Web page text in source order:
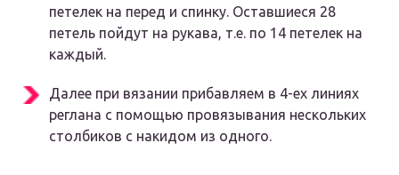
петелек на перед и спинку. Оставшиеся 28
петель пойдут на рукава, т.е. по 14 петелек на
каждый.
Далее при вязании прибавляем в 4-ех линиях
реглана с помощью провязывания нескольких
столбиков с накидом из одного.